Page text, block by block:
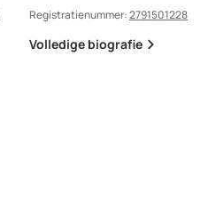
Registratienummer:2791501228
Volledige biografie